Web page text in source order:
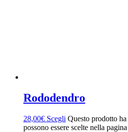
Rododendro
28,00€ Scegli Questo prodotto
possono essere scelte nella